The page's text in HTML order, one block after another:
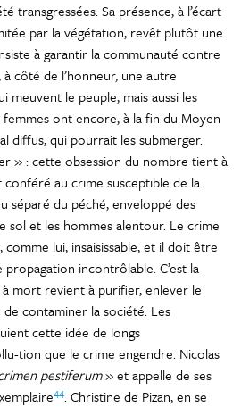
transgressées. Sa présence, à l’écart
par la végétation, revêt plutôt une
à garantir la communauté contre
à côté de l’honneur, une autre
meuvent le peuple, mais aussi les
femmes ont encore, à la fin du Moyen
diffus, qui pourrait les submerger.
» : cette obsession du nombre tient à
conféré au crime susceptible de la
séparé du péché, enveloppé des
sol et les hommes alentour. Le crime
comme lui, insaisissable, et il doit être
propagation incontrôlable. C’est la
mort revient à purifier, enlever le
contaminer la société. Les
cette idée de longs
tion que le crime engendre. Nicolas
pestiferum» et appelle de ses
44. Christine de Pizan, en se